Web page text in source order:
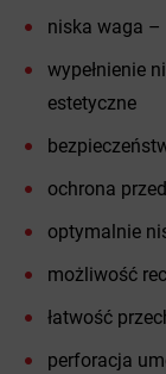
niska waga
wypełnienie
estetyczne
ochrona
optymalnie
możliwość
łatwość
perforacja